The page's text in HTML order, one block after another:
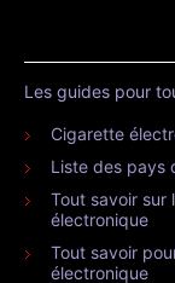
Les guides pour
Cigarette
Liste des pays
Tout savoir sur
électronique
Tout savoir
électronique